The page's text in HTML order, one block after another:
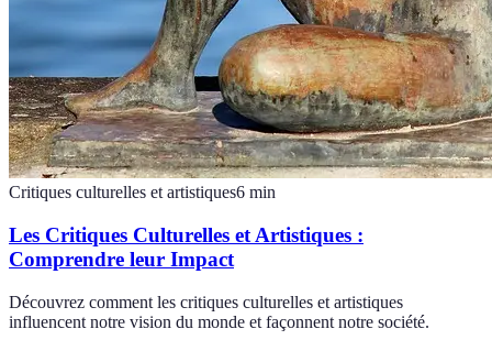
Critiques culturelles et artistiques6 min
Les Critiques Culturelles et Artistiques :
Comprendre leur Impact
Découvrez comment les critiques culturelles et artistiques
influencent notre vision du monde et façonnent notre société.